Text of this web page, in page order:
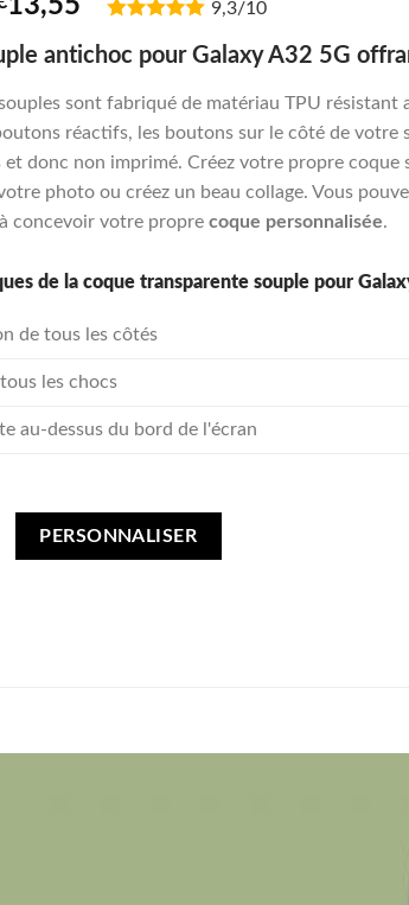
€16,95.
13,55
is:
€13,55.
9,3/10
antichoc pour Galaxy A32 5G
sont fabriqué de matériau TPU
réactifs, les boutons sur le côté de
et donc non imprimé. Créez votre propre
photo ou créez un beau collage. Vous
concevoir votre propre coque personnalisée.
de la coque transparente souple pour
de tous les côtés
les chocs
au-dessus du bord de l'écran
votre Samsung Galaxy A32 5G coque personnalisée
PERSONNALISER